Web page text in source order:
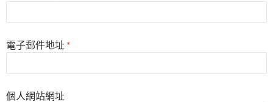
電子郵件地址 *
個人網站網址